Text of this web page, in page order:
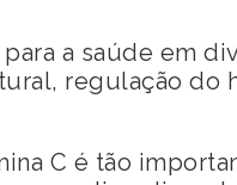
a saúde em
regulação do
C é tão